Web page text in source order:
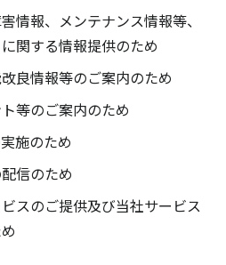
情報、メンテナンス情報等、
関する情報提供のため
良情報等のご案内のため
等のご案内のため
施のため
信のため
スのご提供及び当社サービス